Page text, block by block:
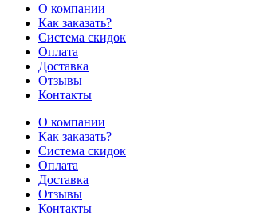
О компании
Как заказать?
Система скидок
Оплата
Доставка
Отзывы
Контакты
О компании
Как заказать?
Система скидок
Оплата
Доставка
Отзывы
Контакты